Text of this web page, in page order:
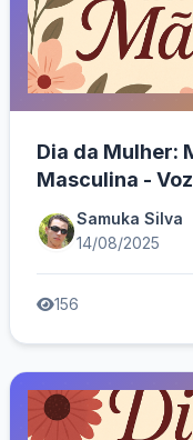
Dia da Mulher:
Masculina -
Samuka Silva
14/08/2025
156